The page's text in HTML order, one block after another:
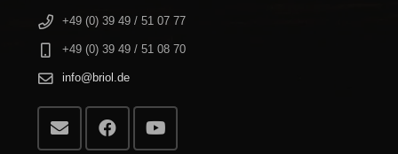
+49 (0) 39 49 / 51 07 77
+49 (0) 39 49 / 51 08 70
info@briol.de